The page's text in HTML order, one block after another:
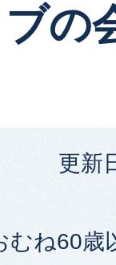
の
更新
むね60歳